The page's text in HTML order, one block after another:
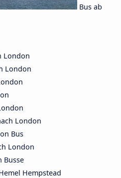
Bus ab
London
London
London
Bus
London
Busse
Hempstead